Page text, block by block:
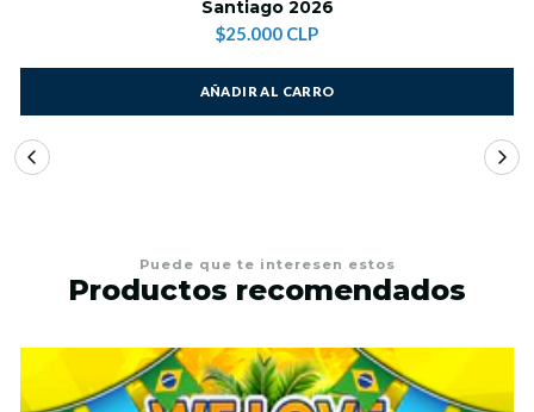
Santiago 2026
$25.000 CLP
AÑADIR AL CARRO
Puede que te interesen estos
Productos recomendados